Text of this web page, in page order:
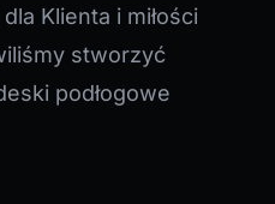
Klienta i miłości
stworzyć
podłogowe